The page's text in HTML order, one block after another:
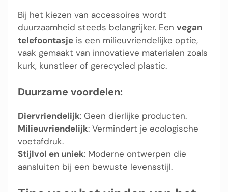
Bij het kiezen van accessoires wordt
duurzaamheid steeds belangrijker. Een vegan
telefoontasje is een milieuvriendelijke optie,
vaak gemaakt van innovatieve materialen zoals
kurk, kunstleer of gerecycled plastic.
Duurzame voordelen:
Diervriendelijk: Geen dierlijke producten.
Milieuvriendelijk: Vermindert je ecologische
voetafdruk.
Stijlvol en uniek: Moderne ontwerpen die
aansluiten bij een bewuste levensstijl.